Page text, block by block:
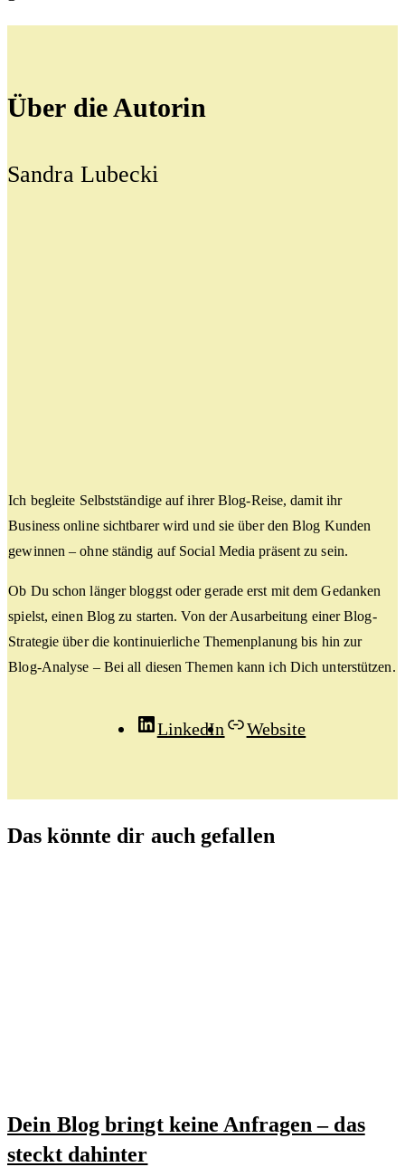
Über die Autorin
Sandra Lubecki
Ich begleite Selbstständige auf ihrer Blog-Reise, damit ihr
Business online sichtbarer wird und sie über den Blog Kunden
gewinnen – ohne ständig auf Social Media präsent zu sein.
Ob Du schon länger bloggst oder gerade erst mit dem Gedanken
spielst, einen Blog zu starten. Von der Ausarbeitung einer Blog-
Strategie über die kontinuierliche Themenplanung bis hin zur
Blog-Analyse – Bei all diesen Themen kann ich Dich unterstützen.
LinkedIn Website
Das könnte dir auch gefallen
Dein Blog bringt keine Anfragen – das
steckt dahinter